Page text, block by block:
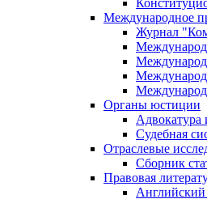
Международное
Журнал
Органы юстиции
Адвокатура
Судебная
Отраслевые
Сборник
Правовая
Английский